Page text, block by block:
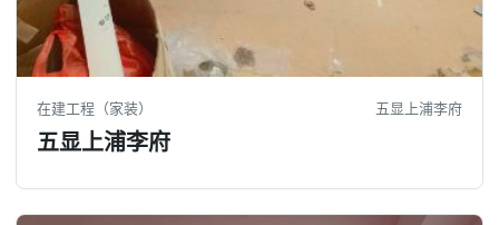
在建工程（家装） 五显上浦李府
五显上浦李府